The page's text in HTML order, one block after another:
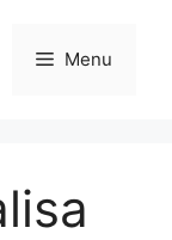
Menu